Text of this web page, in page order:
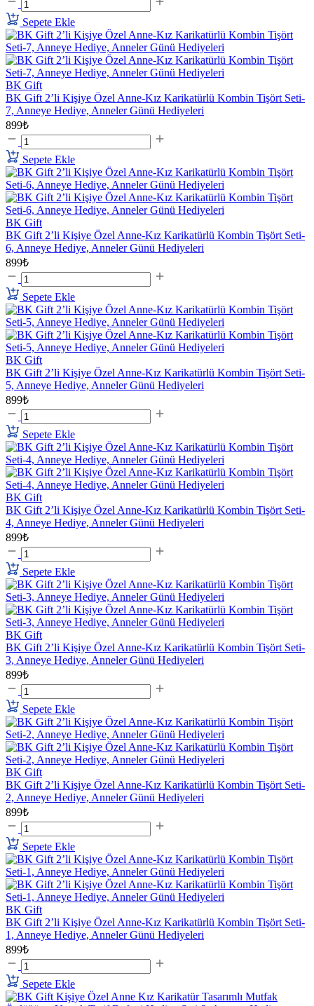
Sepete Ekle
BK Gift
BK Gift 2’li Kişiye Özel Anne-Kız Karikatürlü Kombin Tişört Seti-
7, Anneye Hediye, Anneler Günü Hediyeleri
899₺
Sepete Ekle
BK Gift
BK Gift 2’li Kişiye Özel Anne-Kız Karikatürlü Kombin Tişört Seti-
6, Anneye Hediye, Anneler Günü Hediyeleri
899₺
Sepete Ekle
BK Gift
BK Gift 2’li Kişiye Özel Anne-Kız Karikatürlü Kombin Tişört Seti-
5, Anneye Hediye, Anneler Günü Hediyeleri
899₺
Sepete Ekle
BK Gift
BK Gift 2’li Kişiye Özel Anne-Kız Karikatürlü Kombin Tişört Seti-
4, Anneye Hediye, Anneler Günü Hediyeleri
899₺
Sepete Ekle
BK Gift
BK Gift 2’li Kişiye Özel Anne-Kız Karikatürlü Kombin Tişört Seti-
3, Anneye Hediye, Anneler Günü Hediyeleri
899₺
Sepete Ekle
BK Gift
BK Gift 2’li Kişiye Özel Anne-Kız Karikatürlü Kombin Tişört Seti-
2, Anneye Hediye, Anneler Günü Hediyeleri
899₺
Sepete Ekle
BK Gift
BK Gift 2’li Kişiye Özel Anne-Kız Karikatürlü Kombin Tişört Seti-
1, Anneye Hediye, Anneler Günü Hediyeleri
899₺
Sepete Ekle